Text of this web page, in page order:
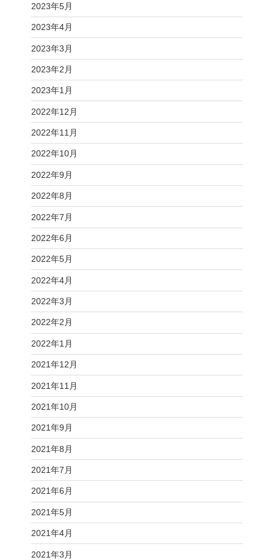
2023年5月
2023年4月
2023年3月
2023年2月
2023年1月
2022年12月
2022年11月
2022年10月
2022年9月
2022年8月
2022年7月
2022年6月
2022年5月
2022年4月
2022年3月
2022年2月
2022年1月
2021年12月
2021年11月
2021年10月
2021年9月
2021年8月
2021年7月
2021年6月
2021年5月
2021年4月
2021年3月